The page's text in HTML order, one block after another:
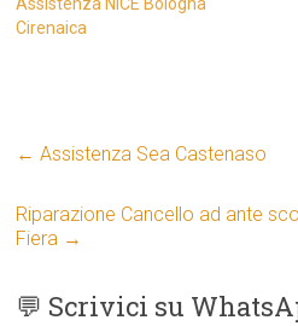
Assistenza NICE Bologna
Cirenaica
← Assistenza Sea Castenaso
Riparazione Cancello ad ante
Fiera →
💬 Scrivici su